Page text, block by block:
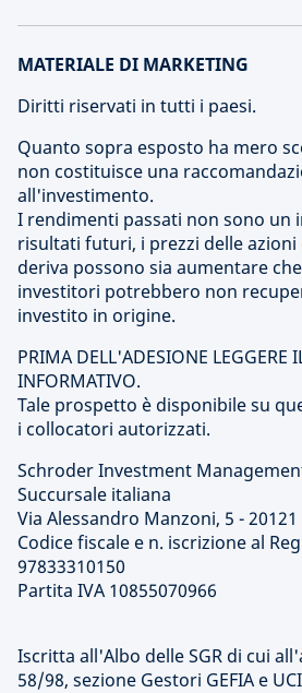
MATERIALE DI MARKETING
Diritti riservati in tutti i paesi.
Quanto sopra esposto ha mero
non costituisce una
all'investimento.
I rendimenti passati non sono un
risultati futuri, i prezzi delle azioni
deriva possono sia aumentare
investitori potrebbero non
investito in origine.
PRIMA DELL'ADESIONE LEGGERE
INFORMATIVO.
Tale prospetto è disponibile su
i collocatori autorizzati.
Schroder Investment
Succursale italiana
Via Alessandro Manzoni, 5 -
Codice fiscale e n. iscrizione al
97833310150
Partita IVA 10855070966
Iscritta all'Albo delle SGR di cui
58/98, sezione Gestori GEFIA e